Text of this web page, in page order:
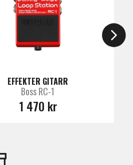
EFFEKTER GITARR
Boss RC-1
1 470 kr